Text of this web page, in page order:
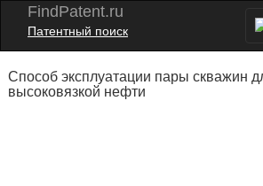
FindPatent.ru
Патентный поиск
Способ эксплуатации пары скважин
высоковязкой нефти